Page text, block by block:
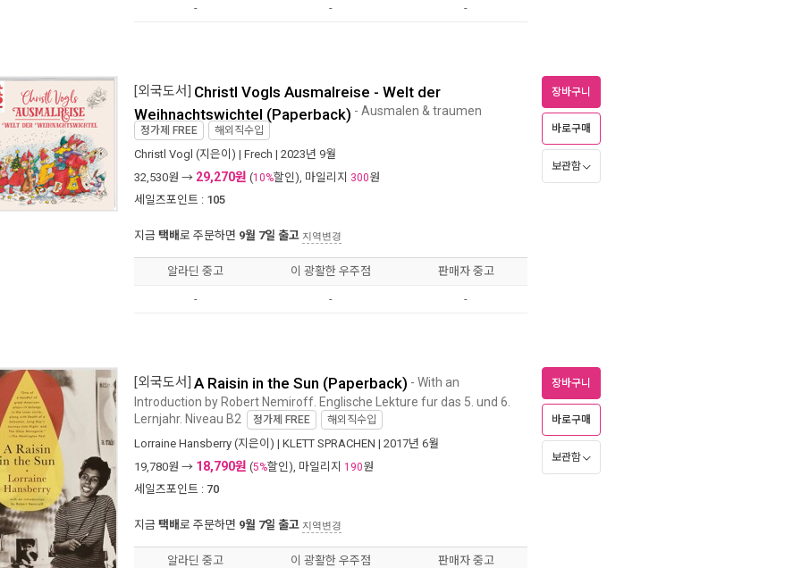
- - -
[외국도서] Christl Vogls Ausmalreise - Welt der
Weihnachtswichtel (Paperback) - Ausmalen & traumen
정가제 FREE 해외직수입
Christl Vogl (지은이) | Frech | 2023년 9월
32,530원 → 29,270원 (10%할인), 마일리지 300원
세일즈포인트 : 105
지금 택배로 주문하면 9월 7일 출고 지역변경
장바구니
바로구매
보관함
알라딘 중고 이 광활한 우주점 판매자 중고
- - -
[외국도서] A Raisin in the Sun (Paperback) - With an
Introduction by Robert Nemiroff. Englische Lekture fur das 5. und 6.
Lernjahr. Niveau B2
정가제 FREE 해외직수입
Lorraine Hansberry (지은이) | KLETT SPRACHEN | 2017년 6월
19,780원 → 18,790원 (5%할인), 마일리지 190원
세일즈포인트 : 70
지금 택배로 주문하면 9월 7일 출고 지역변경
장바구니
바로구매
보관함
알라딘 중고 이 광활한 우주점 판매자 중고